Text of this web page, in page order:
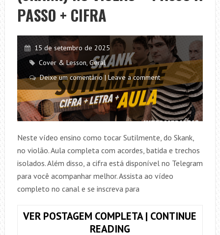
–
PASSO
COM
BATIDA
E
CIFRA
PASSO + CIFRA
15 de setembro de 2025
Cover & Lesson, Geral
Deixe um comentário | Leave a comment
Neste vídeo ensino como tocar Sutilmente, do Skank,
no violão. Aula completa com acordes, batida e trechos
isolados. Além disso, a cifra está disponível no Telegram
para você acompanhar melhor. Assista ao vídeo
completo no canal e se inscreva para
VER POSTAGEM COMPLETA | CONTINUE
READINGCOMO